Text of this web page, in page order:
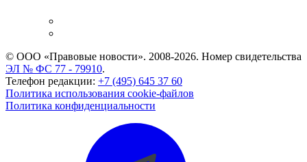
© ООО «Правовые новости». 2008-2026. Номер свидетельства
ЭЛ № ФС 77 - 79910.
Телефон редакции: +7 (495) 645 37 60
Политика использования cookie-файлов
Политика конфиденциальности